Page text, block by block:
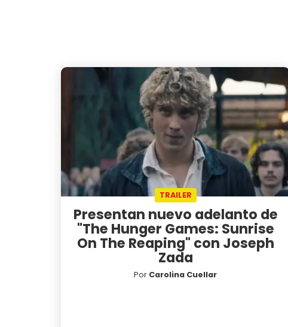
TRAILER
Presentan nuevo adelanto de
"The Hunger Games: Sunrise
On The Reaping" con Joseph
Zada
Por Carolina Cuellar